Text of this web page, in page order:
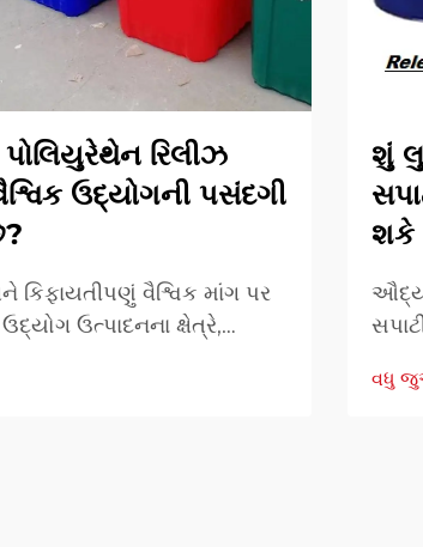
રિલીઝ
ઉદ્યોગની પસંદગી
કિફાયતીપણું વૈશ્વિક માંગ પર
ઉત્પાદનના ક્ષેત્રે,
કરવા માટેના મુખ્ય તત્વો છે.
શું
શકે
વધુ